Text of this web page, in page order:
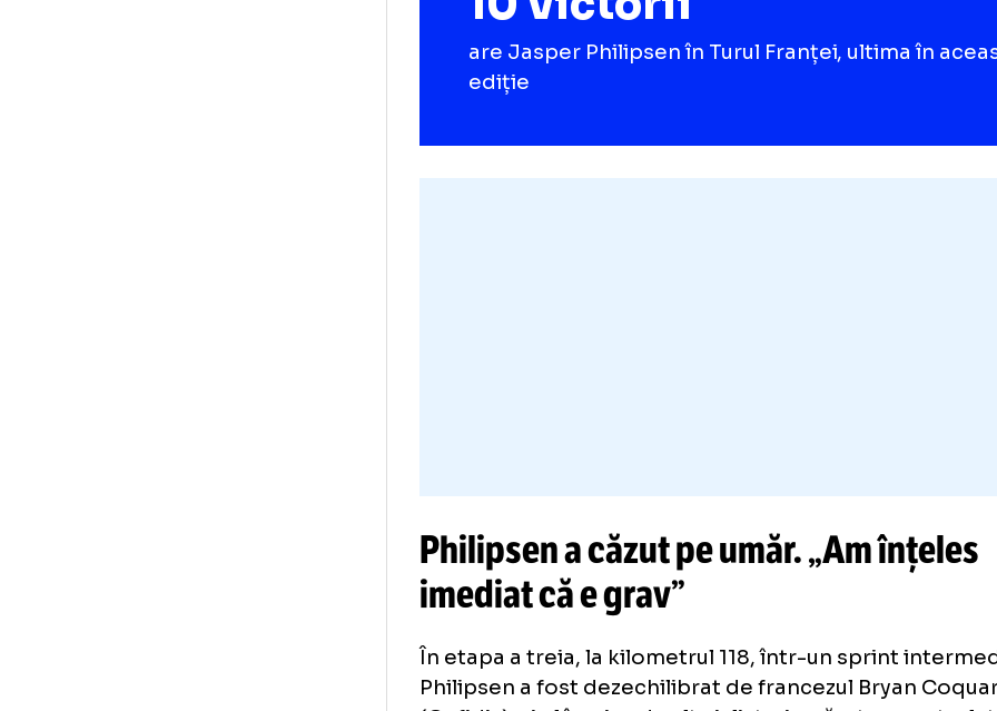
accident violent. I-a fost imposibil să-l evite.
tricoul verde, al liderului clasamentului pe